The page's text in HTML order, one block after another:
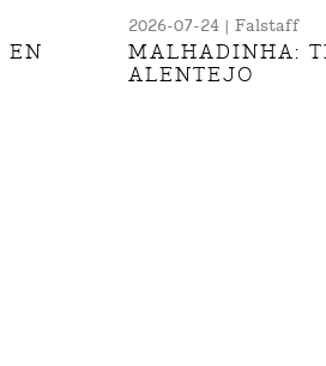
EN
2026-07-24 | Falstaff
MALHADINHA:
ALENTEJO